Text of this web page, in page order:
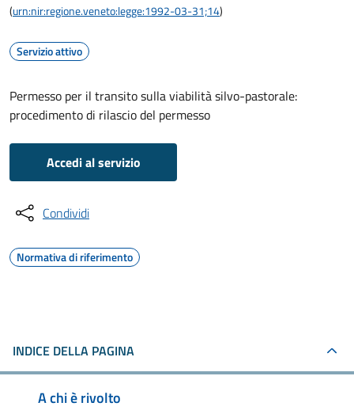
(urn:nir:regione.veneto:legge:1992-03-31;14)
Servizio attivo
Permesso per il transito sulla viabilità silvo-pastorale:
procedimento di rilascio del permesso
Accedi al servizio
Condividi
Normativa di riferimento
INDICE DELLA PAGINA
A chi è rivolto